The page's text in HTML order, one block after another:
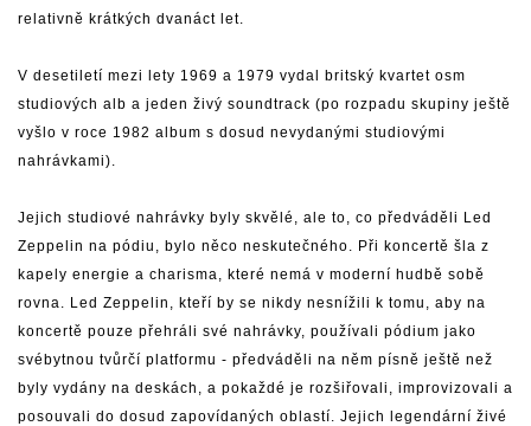
relativně krátkých dvanáct let.
V desetiletí mezi lety 1969 a 1979 vydal britský kvartet osm
studiových alb a jeden živý soundtrack (po rozpadu skupiny ještě
vyšlo v roce 1982 album s dosud nevydanými studiovými
nahrávkami).
Jejich studiové nahrávky byly skvělé, ale to, co předváděli Led
Zeppelin na pódiu, bylo něco neskutečného. Při koncertě šla z
kapely energie a charisma, které nemá v moderní hudbě sobě
rovna. Led Zeppelin, kteří by se nikdy nesnížili k tomu, aby na
koncertě pouze přehráli své nahrávky, používali pódium jako
svébytnou tvůrčí platformu - předváděli na něm písně ještě než
byly vydány na deskách, a pokaždé je rozšiřovali, improvizovali a
posouvali do dosud zapovídaných oblastí. Jejich legendární živé